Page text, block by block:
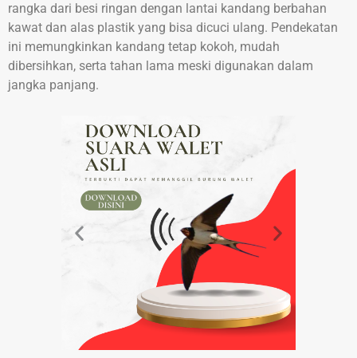
rangka dari besi ringan dengan lantai kandang berbahan
kawat dan alas plastik yang bisa dicuci ulang. Pendekatan
ini memungkinkan kandang tetap kokoh, mudah
dibersihkan, serta tahan lama meski digunakan dalam
jangka panjang.